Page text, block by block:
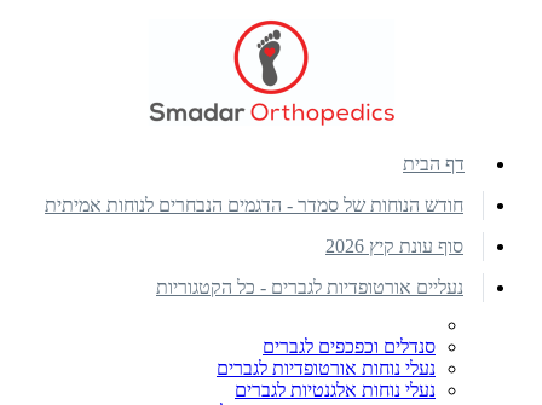
דף הבית
חודש הנוחות של סמדר - הדגמים הנבחרים לנוחות אמיתית
סוף עונת קיץ 2026
נעליים אורטופדיות לגברים - כל הקטגוריות
סנדלים וכפכפים לגברים
נעלי נוחות אורטופדיות לגברים
נעלי נוחות אלגנטיות לגברים